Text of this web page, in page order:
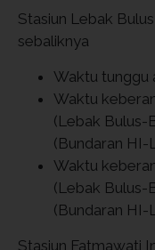
Stasiun Lebak
sebaliknya
Waktu tunggu
Waktu
(Lebak Bulus-
(Bundaran HI-
Waktu
(Lebak Bulus-
(Bundaran HI-
Stasiun Fatmawati